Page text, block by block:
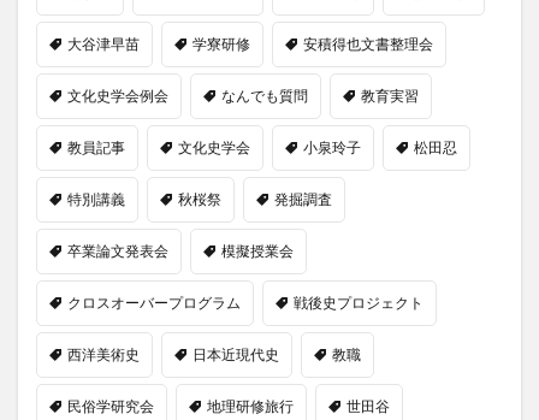
大谷津早苗 学寮研修 安積得也文書整理会
文化史学会例会 なんでも質問 教育実習
教員記事 文化史学会 小泉玲子 松田忍
特別講義 秋桜祭 発掘調査
卒業論文発表会 模擬授業会
クロスオーバープログラム 戦後史プロジェクト
西洋美術史 日本近現代史 教職
民俗学研究会 地理研修旅行 世田谷